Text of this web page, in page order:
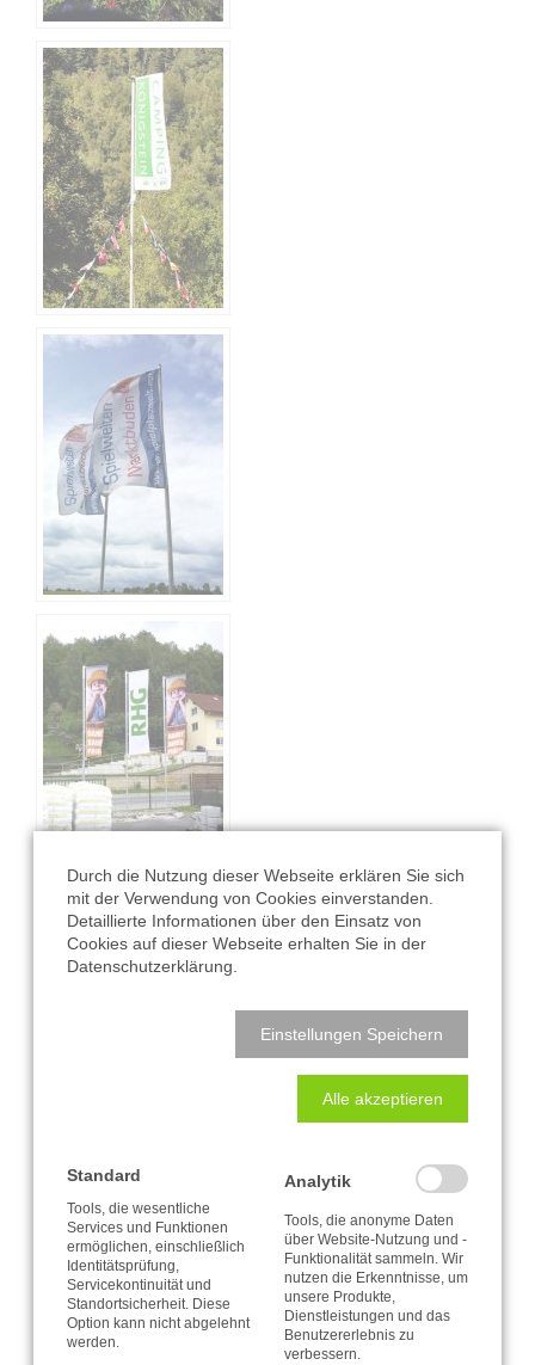
Durch die Nutzung dieser Webseite erklären Sie sich
mit der Verwendung von Cookies einverstanden.
Detaillierte Informationen über den Einsatz von
Cookies auf dieser Webseite erhalten Sie in der
Datenschutzerklärung.
Einstellungen Speichern
Alle akzeptieren
Standard
Tools, die wesentliche
Services und Funktionen
ermöglichen, einschließlich
Identitätsprüfung,
Servicekontinuität und
Standortsicherheit. Diese
Option kann nicht abgelehnt
werden.
Analytik
Tools, die anonyme Daten
über Website-Nutzung und -
Funktionalität sammeln. Wir
nutzen die Erkenntnisse, um
unsere Produkte,
Dienstleistungen und das
Benutzererlebnis zu
verbessern.